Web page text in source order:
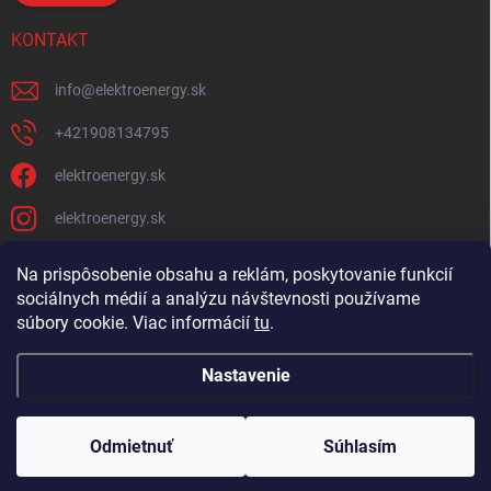
Na prispôsobenie obsahu a reklám, poskytovanie funkcií
sociálnych médií a analýzu návštevnosti používame
súbory cookie. Viac informácií tu.
Nastavenie
Odmietnuť Súhlasím
KONTAKT
info@elektroenergy.sk
+421908134795
elektroenergy.sk
elektroenergy.sk
Podmienky ochrany osobných údajov
Kontakty
Obchodné podmienky
Vytvoril Shoptet
Copyright 2026Elektroenergy. Všetky práva vyhradené.Upraviť nastavenie